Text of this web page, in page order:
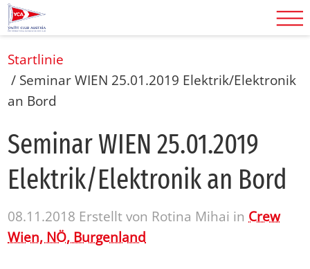
Startlinie
/ Seminar WIEN 25.01.2019 Elektrik/Elektronik
an Bord
Se­mi­nar WIEN 25.01.2019
Elek­trik/​Elek­tro­nik an Bord
08.11.2018 Erstellt von Rotina Mihai in Crew
Wien, NÖ, Burgenland